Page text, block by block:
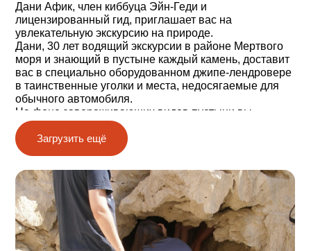
Дани Афик, член киббуца Эйн-Геди и
лицензированный гид, приглашает вас на
увлекательную экскурсию на природе.
Дани, 30 лет водящий экскурсии в районе Мертвого
моря и знающий в пустыне каждый камень, доставит
вас в специально оборудованном джипе-лендровере
в таинственные уголки и места, недосягаемые для
обычного автомобиля.
На фоне завораживающих видов пустыни вы
услышите рассказ Дани об этих местах, о том, как
человек развивался, приспосабливаясь к жизни в
пустыне, истории о религии и традициях и
геологических явлениях, уникальных для данного
региона.
Те из вас, кто любит приключения, смогут также
провести ночь на природе в сопровождении Дани и
получить полные и красочные впечатления о жизни в
Загрузить ещё